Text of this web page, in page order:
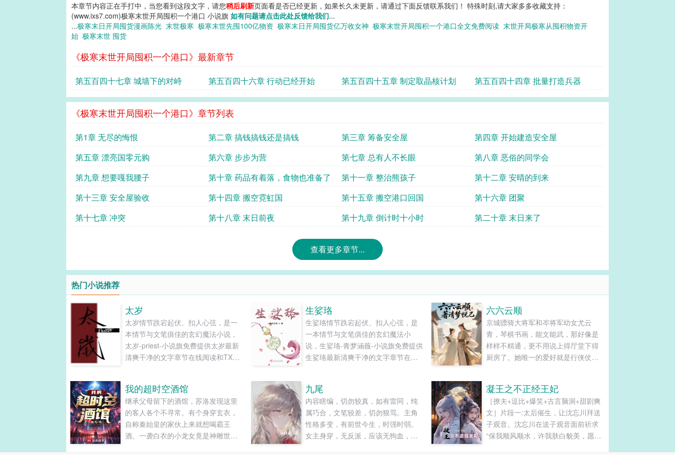
本章节内容正在手打中，当您看到这段文字，请您稍后刷新页面看是否已经更新，如果长久未更新，请通过下面反馈联系我们！ 特殊时刻,请大家多多收藏支持：
(www.ixs7.com)极寒末世开局囤积一个港口 小说旗 如有问题请点击此处反馈给我们...
...极寒末日开局囤货漫画陈光 末世极寒 极寒末世先囤100亿物资 极寒末日开局囤货亿万收女神 极寒末世开局囤积一个港口全文免费阅读 末世开局极寒从囤积物资开
始 极寒末世 囤货
《极寒末世开局囤积一个港口》最新章节
第五百四十七章 城墙下的对峙 第五百四十六章 行动已经开始 第五百四十五章 制定取晶核计划 第五百四十四章 批量打造兵器
《极寒末世开局囤积一个港口》章节列表
第1章 无尽的悔恨 第二章 搞钱搞钱还是搞钱 第三章 筹备安全屋
第四章 开始建造安全屋
第五章 漂亮国零元购
第六章 步步为营 第七章 总有人不长眼
第八章 恶俗的同学会
第九章 想要嘎我腰子
第十章 药品有着落，食物也准备了 第十一章 整治熊孩子
第十二章 安晴的到来
第十三章 安全屋验收
第十四章 搬空霓虹国 第十五章 搬空港口回国
第十六章 团聚
第十七章 冲突
第十八章 末日前夜 第十九章 倒计时十小时 第二十章 末日来了
查看更多章节...
热门小说推荐
太岁
太岁情节跌宕起伏、扣人心弦，是一
本情节与文笔俱佳的玄幻魔法小说，
太岁-priest-小说旗免费提供太岁最新
清爽干净的文字章节在线阅读和TXT
生娑珞
生娑珞情节跌宕起伏、扣人心弦，是
一本情节与文笔俱佳的玄幻魔法小
说，生娑珞-青梦涵薇-小说旗免费提供
生娑珞最新清爽干净的文字章节在线
六六云顺
京城骠骑大将军和岑将军幼女尤云
青，琴棋书画，能文能武，那好像是
样样不精通，更不用说上得厅堂下得
厨房了。她唯一的爱好就是行侠仗
安王世子宋璟泽有着一纸婚约，殊不
知，宋璟泽早就已经对她蓄谋已久，
民间传闻她曾经与五皇子沈煜珩纠缠
不清过…......
我的超时空酒馆
继承父母留下的酒馆，苏洛发现这里
的客人各个不寻常。有个身穿玄衣，
自称秦始皇的家伙上来就想喝霸王
酒。一袭白衣的小龙女竟是神雕世界
九尾
内容瞎编，切勿较真，如有雷同，纯
属巧合，文笔较差，切勿狠骂。主角
性格多变，有前世今生，时强时弱。
女主身穿，无反派，应该无狗血，三
凝王之不正经王妃
［撩夫+逗比+爆笑+古言脑洞+甜剧爽
文］片段一:太后催生，让沈忘川拜送
子观音。沈忘川在送子观音面前祈求
“保我顺风顺水，许我肤白貌美，愿我